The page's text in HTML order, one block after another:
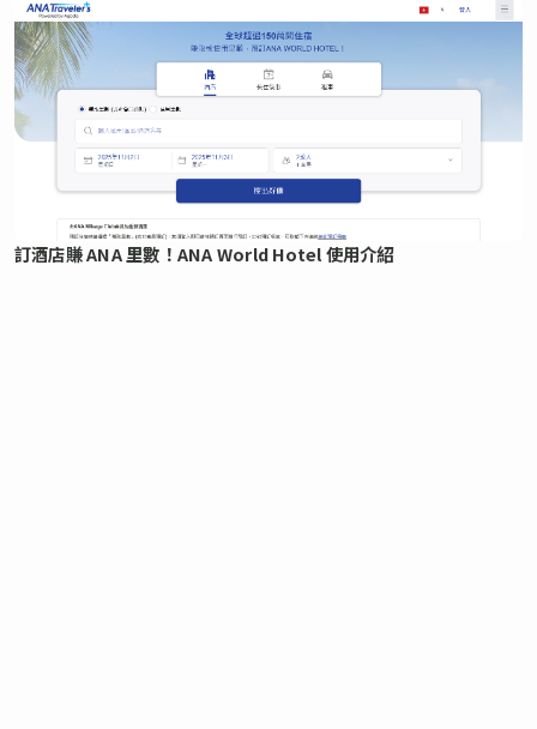
訂酒店賺 ANA 里數！ANA World Hotel 使用介紹